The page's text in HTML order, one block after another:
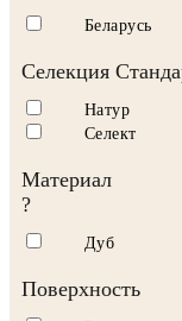
Беларусь
Селекция
Натур
Селект
Материал
?
Дуб
Поверхность